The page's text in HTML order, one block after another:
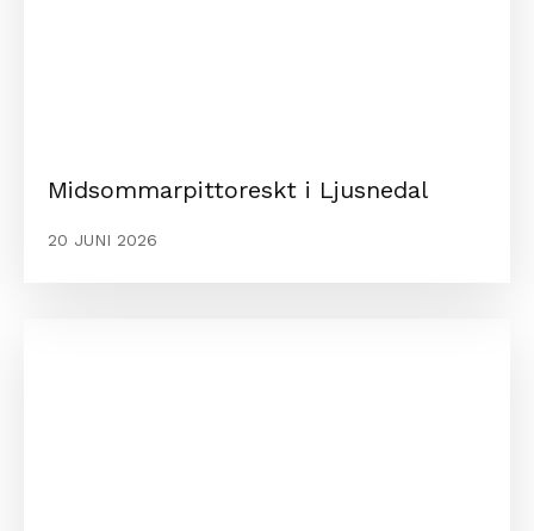
Midsommarpittoreskt i Ljusnedal
20 JUNI 2026